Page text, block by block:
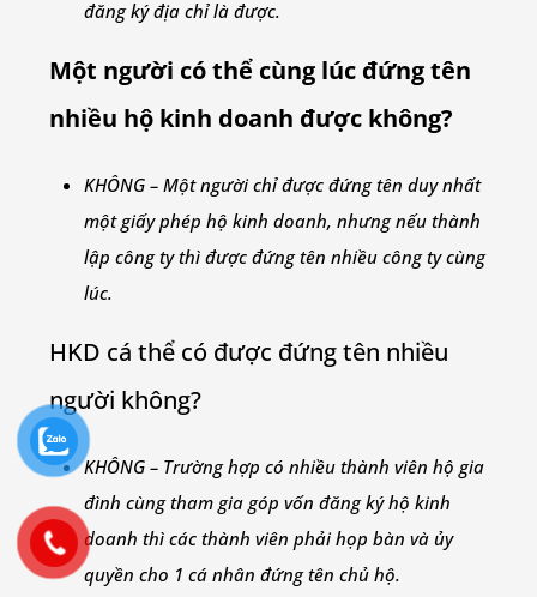
đăng ký địa chỉ là được.
Một người có thể cùng lúc đứng tên
nhiều hộ kinh doanh được không?
KHÔNG – Một người chỉ được đứng tên duy nhất
một giấy phép hộ kinh doanh, nhưng nếu thành
lập công ty thì được đứng tên nhiều công ty cùng
lúc.
HKD cá thể có được đứng tên nhiều
người không?
KHÔNG – Trường hợp có nhiều thành viên hộ gia
đình cùng tham gia góp vốn đăng ký hộ kinh
doanh thì các thành viên phải họp bàn và ủy
quyền cho 1 cá nhân đứng tên chủ hộ.